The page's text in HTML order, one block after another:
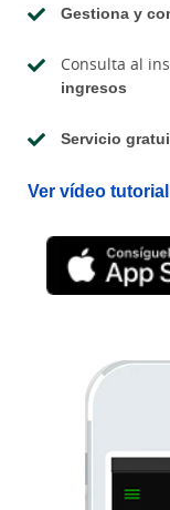
Gestiona y
Consulta al
ingresos
Servicio
Ver vídeo